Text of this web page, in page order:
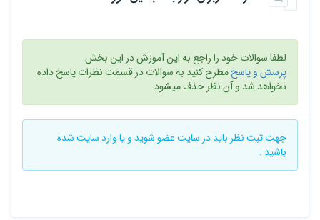
لطفا سوالات خود را راجع به این آموزش در این بخش
پرسش و پاسخمطرح کنید به سوالات در قسمت نظرات پاسخ داده
نخواهد شد و آن نظر حذف میشود.
جهت ثبت نظر باید در سایتعضو شوید و یاوارد سایتشده
باشید .